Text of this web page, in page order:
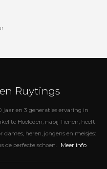
Ruytings
jaar en 3 generaties ervaring in
te Hoeleden, nabij Tienen, heeft
dames, heren, jongens en meisjes:
de perfecte schoen.
Meer info